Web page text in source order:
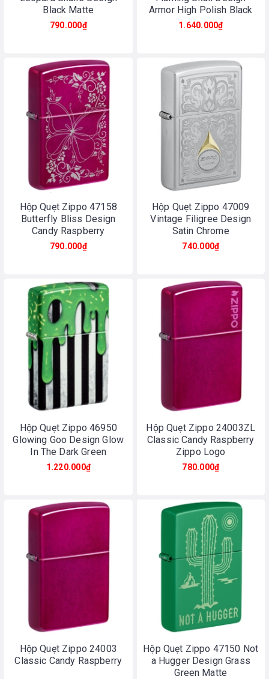
Black Matte
790.000₫
Armor High Polish Black
1.640.000₫
Hộp Quẹt Zippo 47158
Butterfly Bliss Design
Candy Raspberry
790.000₫
Hộp Quẹt Zippo 47009
Vintage Filigree Design
Satin Chrome
740.000₫
Hộp Quẹt Zippo 46950
Glowing Goo Design Glow
In The Dark Green
1.220.000₫
Hộp Quẹt Zippo 24003ZL
Classic Candy Raspberry
Zippo Logo
780.000₫
Hộp Quẹt Zippo 24003
Classic Candy Raspberry
Hộp Quẹt Zippo 47150 Not
a Hugger Design Grass
Green Matte